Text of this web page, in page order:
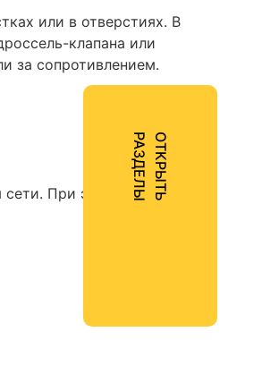
или в отверстиях. В
клапана или
за сопротивлением.
При этом
О
Т
К
Р
Ы
Т
Ь
Р
А
З
Д
Е
Л
Ы